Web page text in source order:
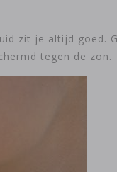
zit je altijd goed.
tegen de zon.